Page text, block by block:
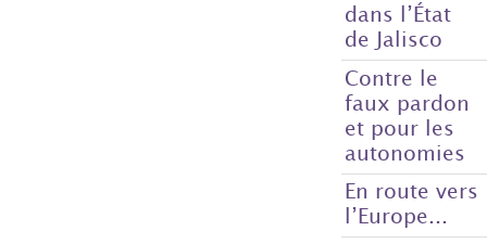
dans l’État
de Jalisco
Contre le
faux pardon
et pour les
autonomies
En route vers
l’Europe...